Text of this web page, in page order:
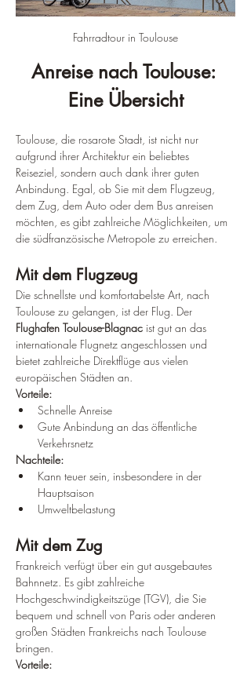
Fahrradtour in Toulouse
Anreise nach Toulouse:
Eine Übersicht
Toulouse, die rosarote Stadt, ist nicht nur
aufgrund ihrer Architektur ein beliebtes
Reiseziel, sondern auch dank ihrer guten
Anbindung. Egal, ob Sie mit dem Flugzeug,
dem Zug, dem Auto oder dem Bus anreisen
möchten, es gibt zahlreiche Möglichkeiten, um
die südfranzösische Metropole zu erreichen.
Mit dem Flugzeug
Die schnellste und komfortabelste Art, nach
Toulouse zu gelangen, ist der Flug. Der
Flughafen Toulouse-Blagnac ist gut an das
internationale Flugnetz angeschlossen und
bietet zahlreiche Direktflüge aus vielen
europäischen Städten an.
Vorteile:
Schnelle Anreise
Gute Anbindung an das öffentliche
Verkehrsnetz
Nachteile:
Kann teuer sein, insbesondere in der
Hauptsaison
Umweltbelastung
Mit dem Zug
Frankreich verfügt über ein gut ausgebautes
Bahnnetz. Es gibt zahlreiche
Hochgeschwindigkeitszüge (TGV), die Sie
bequem und schnell von Paris oder anderen
großen Städten Frankreichs nach Toulouse
bringen.
Vorteile: